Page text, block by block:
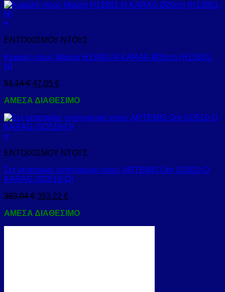
+
ΕΝΤΟΙΧΙΣΜΟΥ ΝΤΟΥΣ
Κεφαλή ντους Μαύρη H13801-N KARAG Ø20cm (H13801-
N)
51,14€ 47,05 €
ΑΜΕΣΑ ΔΙΑΘΕΣΙΜΟ
+
ΕΝΤΟΙΧΙΣΜΟΥ ΝΤΟΥΣ
Σετ μπαταρίας εντοιχισμού ντους ARTEMIS Oro SO510-O
KARAG (SO510-O)
383,94€ 353,22 €
ΑΜΕΣΑ ΔΙΑΘΕΣΙΜΟ